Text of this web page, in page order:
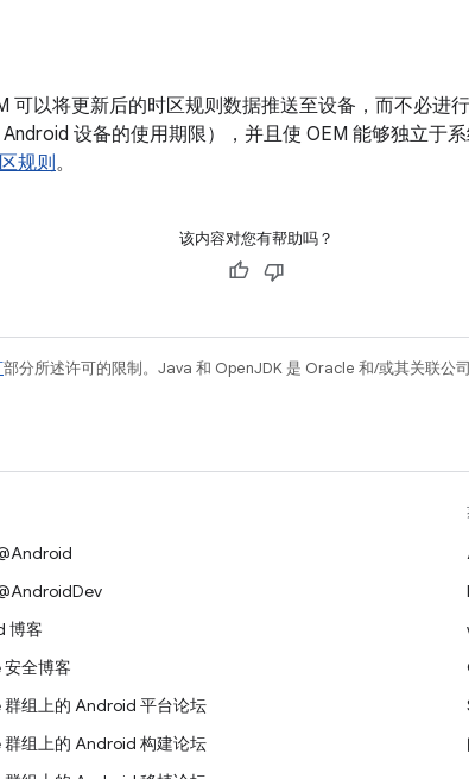
可以将更新后的时区规则数据推送至设备，而不必进
设备的使用期限），并且使 OEM 能够独立于系
规则。
该内容对您有帮助吗？
部分所述许可的限制。Java 和 OpenJDK 是 Oracle 和/或其关联公司
博客
全博客
组上的 Android 平台论坛
组上的 Android 构建论坛